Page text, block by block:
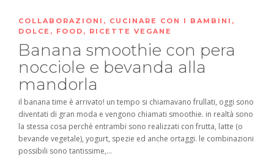
COLLABORAZIONI , CUCINARE CON I BAMBINI ,
DOLCE , FOOD , RICETTE VEGANE
Banana smoothie con pera
nocciole e bevanda alla
mandorla
il banana time è arrivato! un tempo si chiamavano frullati, oggi sono
diventati di gran moda e vengono chiamati smoothie. in realtà sono
la stessa cosa perchè entrambi sono realizzati con frutta, latte (o
bevande vegetale), yogurt, spezie ed anche ortaggi. le combinazioni
possibili sono tantissime,...